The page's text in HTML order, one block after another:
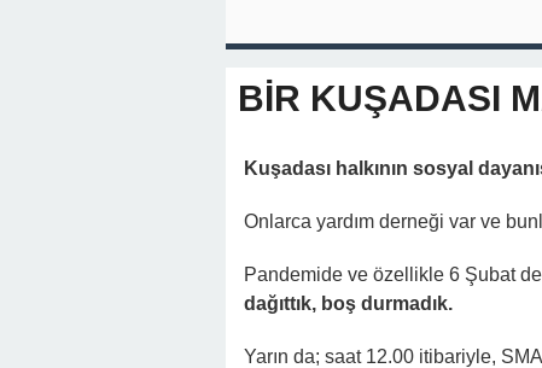
BİR KUŞADASI
Kuşadası halkının sosyal
Onlarca yardım derneği var ve
Pandemide ve özellikle 6 Şubat
dağıttık, boş durmadık.
Yarın da; saat 12.00 itibariyle,